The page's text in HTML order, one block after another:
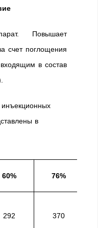
Повышает
счет поглощения
в состав
инъекционных
в
60% 76%
292 370